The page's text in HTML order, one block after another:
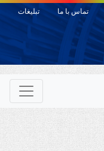
تبلیغات تماس با ما